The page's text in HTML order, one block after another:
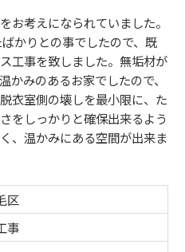
お考えになられていました。
かりとの事でしたので、既
工事を致しました。無垢材が
かみのあるお家でしたので、
衣室側の壊しを最小限に、た
をしっかりと確保出来るよう
、温かみにある空間が出来ま
区
事